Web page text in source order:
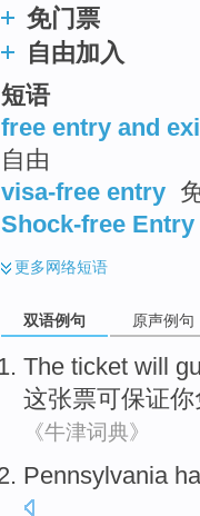
免门票
自由加入
短语
free entry and
自由
visa-free entry
Shock-free Entry
更多网络短语
双语例句 原声例句
The ticket will
这张票可保证你
《牛津词典》
Pennsylvania